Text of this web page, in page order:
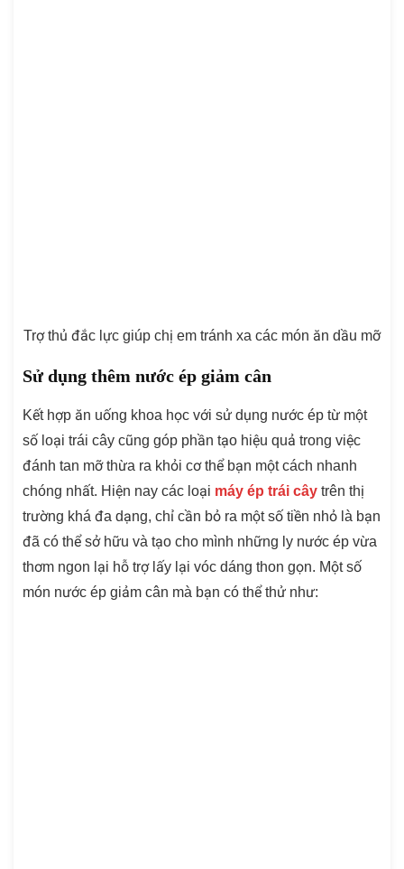
Trợ thủ đắc lực giúp chị em tránh xa các món ăn dầu mỡ
Sử dụng thêm nước ép giảm cân
Kết hợp ăn uống khoa học với sử dụng nước ép từ một
số loại trái cây cũng góp phần tạo hiệu quả trong việc
đánh tan mỡ thừa ra khỏi cơ thể bạn một cách nhanh
chóng nhất. Hiện nay các loại máy ép trái cây trên thị
trường khá đa dạng, chỉ cần bỏ ra một số tiền nhỏ là bạn
đã có thể sở hữu và tạo cho mình những ly nước ép vừa
thơm ngon lại hỗ trợ lấy lại vóc dáng thon gọn. Một số
món nước ép giảm cân mà bạn có thể thử như: